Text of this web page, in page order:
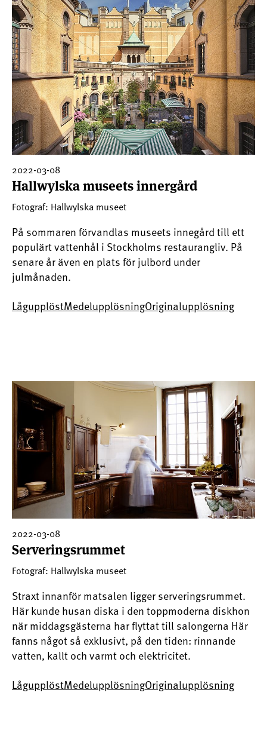
2022-03-08
Hallwylska museets innergård
Fotograf: Hallwylska museet
På sommaren förvandlas museets innegård till ett
populärt vattenhål i Stockholms restaurangliv. På
senare år även en plats för julbord under
julmånaden.
LågupplöstMedelupplösningOriginalupplösning
2022-03-08
Serveringsrummet
Fotograf: Hallwylska museet
Straxt innanför matsalen ligger serveringsrummet.
Här kunde husan diska i den toppmoderna diskhon
när middagsgästerna har flyttat till salongerna Här
fanns något så exklusivt, på den tiden: rinnande
vatten, kallt och varmt och elektricitet.
LågupplöstMedelupplösningOriginalupplösning